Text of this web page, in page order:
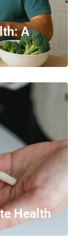
A
Health